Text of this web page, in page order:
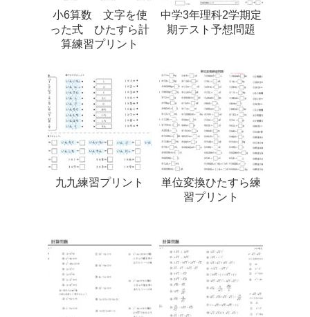
小6算数 文字を使
った式 ひたすら計
算練習プリント
中学3年理科2学期定
期テスト予想問題
九九練習プリント
単位変換ひたすら練
習プリント